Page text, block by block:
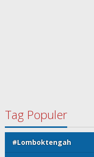
Tag Populer
#Lomboktengah